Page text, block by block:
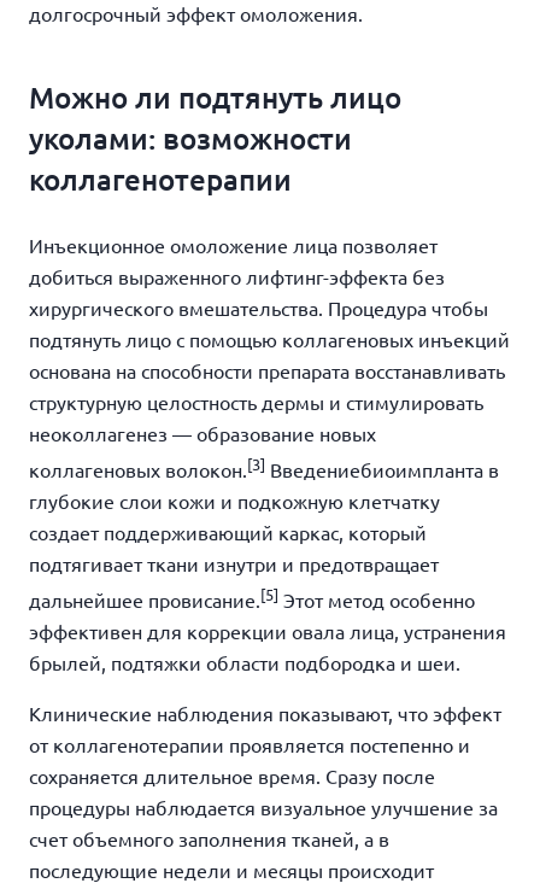
долгосрочный эффект омоложения.
Можно ли подтянуть лицо
уколами: возможности
коллагенотерапии
Инъекционное омоложение лица позволяет
добиться выраженного лифтинг-эффекта без
хирургического вмешательства. Процедура чтобы
подтянуть лицо с помощью коллагеновых инъекций
основана на способности препарата восстанавливать
структурную целостность дермы и стимулировать
неоколлагенез — образование новых
коллагеновых волокон.[3] Введениебиоимпланта в
глубокие слои кожи и подкожную клетчатку
создает поддерживающий каркас, который
подтягивает ткани изнутри и предотвращает
дальнейшее провисание. [5] Этот метод особенно
эффективен для коррекции овала лица, устранения
брылей, подтяжки области подбородка и шеи.
Клинические наблюдения показывают, что эффект
от коллагенотерапии проявляется постепенно и
сохраняется длительное время. Сразу после
процедуры наблюдается визуальное улучшение за
счет объемного заполнения тканей, а в
последующие недели и месяцы происходит